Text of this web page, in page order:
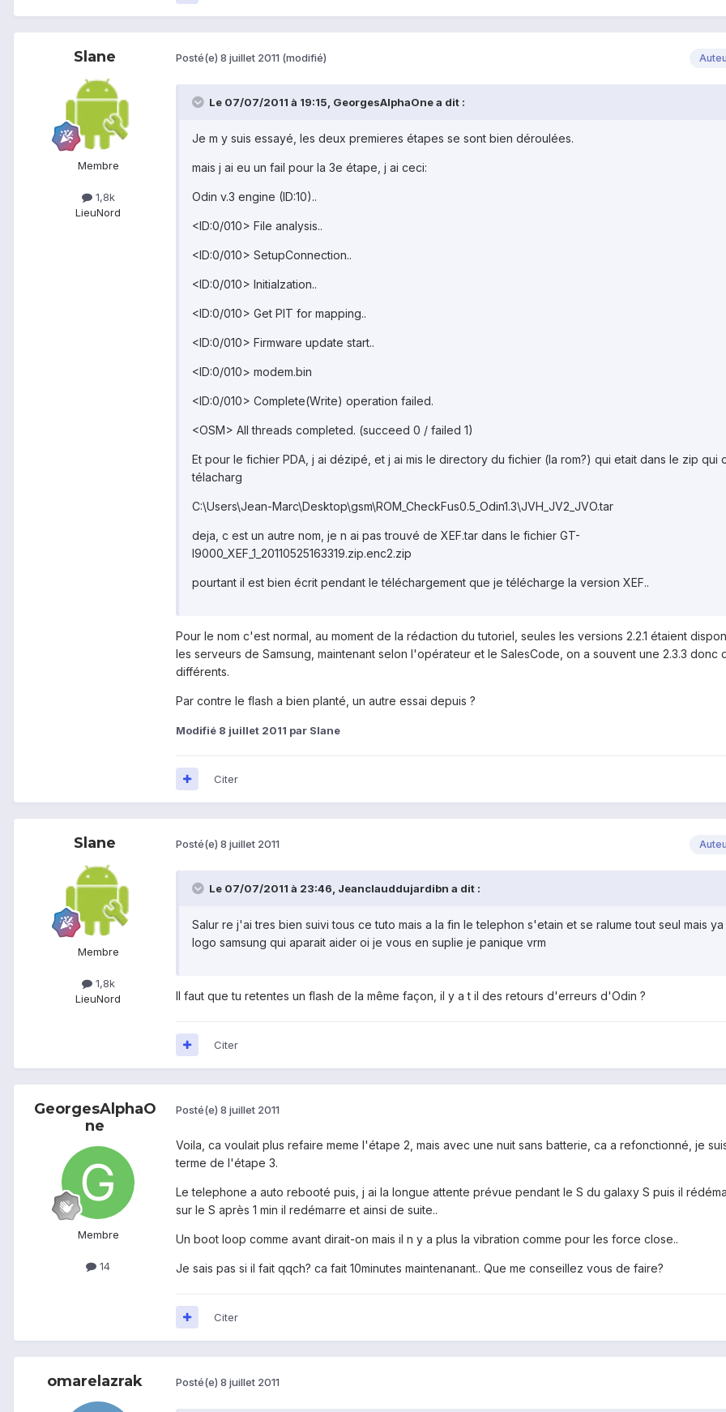
Slane
Membre
1,8k
LieuNord
Posté(e) 8 juillet 2011 (modifié)
Le 07/07/2011 à 19:15, GeorgesAlphaOne a dit :
Je m y suis essayé, les deux premieres étapes se sont bien déroulées.
mais j ai eu un fail pour la 3e étape, j ai ceci:
Odin v.3 engine (ID:10)..
<ID:0/010> File analysis..
<ID:0/010> SetupConnection..
<ID:0/010> Initialzation..
<ID:0/010> Get PIT for mapping..
<ID:0/010> Firmware update start..
<ID:0/010> modem.bin
<ID:0/010> Complete(Write) operation failed.
<OSM> All threads completed. (succeed 0 / failed 1)
Et pour le fichier PDA, j ai dézipé, et j ai mis le directory du fichier (la rom?) qui etait dans le zip qui
télacharg
C:\Users\Jean-Marc\Desktop\gsm\ROM_CheckFus0.5_Odin1.3\JVH_JV2_JVO.tar
deja, c est un autre nom, je n ai pas trouvé de XEF.tar dans le fichier GT-
I9000_XEF_1_20110525163319.zip.enc2.zip
pourtant il est bien écrit pendant le téléchargement que je télécharge la version XEF..
Pour le nom c'est normal, au moment de la rédaction du tutoriel, seules les versions 2.2.1 étaient
les serveurs de Samsung, maintenant selon l'opérateur et le SalesCode, on a souvent une 2.3.3 donc
différents.
Par contre le flash a bien planté, un autre essai depuis ?
Modifié 8 juillet 2011 par Slane
Citer
Slane
Membre
1,8k
LieuNord
Posté(e) 8 juillet 2011
Le 07/07/2011 à 23:46, Jeanclauddujardibn a dit :
Salur re j'ai tres bien suivi tous ce tuto mais a la fin le telephon s'etain et se ralume tout seul mais
logo samsung qui aparait aider oi je vous en suplie je panique vrm
Il faut que tu retentes un flash de la même façon, il y a t il des retours d'erreurs d'Odin ?
Citer
GeorgesAlphaO
ne
Membre
14
Posté(e) 8 juillet 2011
Voila, ca voulait plus refaire meme l'étape 2, mais avec une nuit sans batterie, ca a refonctionné, je
terme de l'étape 3.
Le telephone a auto rebooté puis, j ai la longue attente prévue pendant le S du galaxy S puis il
sur le S après 1 min il redémarre et ainsi de suite..
Un boot loop comme avant dirait-on mais il n y a plus la vibration comme pour les force close..
Je sais pas si il fait qqch? ca fait 10minutes maintenanant.. Que me conseillez vous de faire?
Citer
omarelazrak Posté(e) 8 juillet 2011